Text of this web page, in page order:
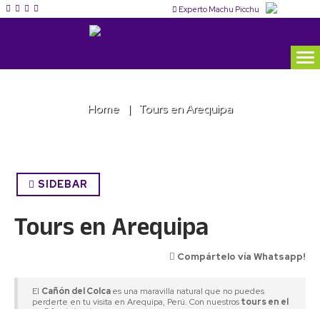
Experto Machu Picchu
Home Tours en Arequipa
SIDEBAR
Tours en Arequipa
Compártelo vía Whatsapp!
El Cañón del Colcaes una maravilla natural que no puedes
perderte en tu visita en Arequipa, Perú. Con nuestrostours en el